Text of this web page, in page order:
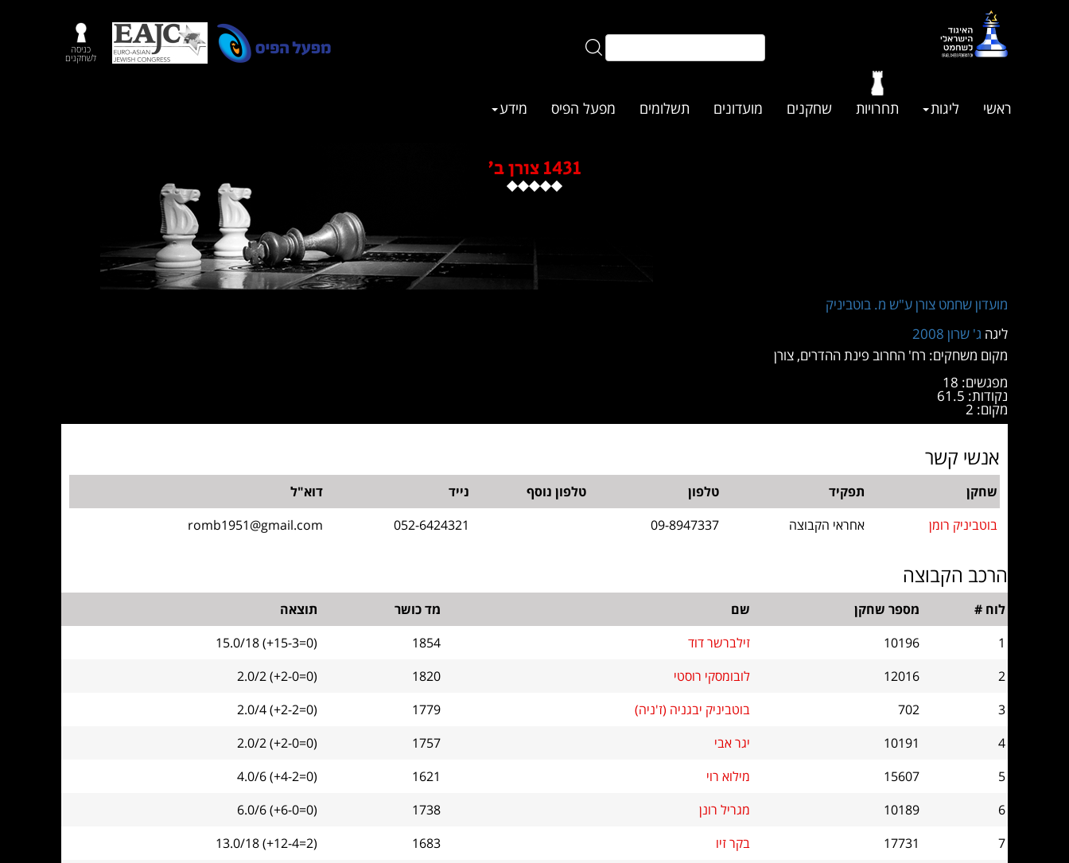
כניסה
לשחקנים
ראשי ליגות תחרויות שחקנים מועדונים תשלומים מפעל הפיס מידע
1431 צורן ב'
מועדון שחמט צורן ע"ש מ. בוטביניק
ליגה ג' שרון 2008
מקום משחקים: רח' החרוב פינת ההדרים, צורן
מפגשים: 18
נקודות: 61.5
מקום: 2
אנשי קשר
שחקן תפקיד טלפון טלפון נוסף נייד
דוא"ל
בוטביניק רומן
אחראי הקבוצה 09-8947337
052-6424321
romb1951@gmail.com
הרכב הקבוצה
לוח # מספר שחקן שם מד כושר
תוצאה
1
10196 זילברשר דוד 1854
15.0/18 (+15-3=0)
2
12016 לובומסקי רוסטי 1820
2.0/2 (+2-0=0)
3
702 בוטביניק יבגניה (ז'ניה) 1779
2.0/4 (+2-2=0)
4
10191 יגר אבי 1757
2.0/2 (+2-0=0)
5
15607 מילוא רוי 1621
4.0/6 (+4-2=0)
6
10189 מגריל רונן 1738
6.0/6 (+6-0=0)
7
17731 בקר זיו 1683
13.0/18 (+12-4=2)